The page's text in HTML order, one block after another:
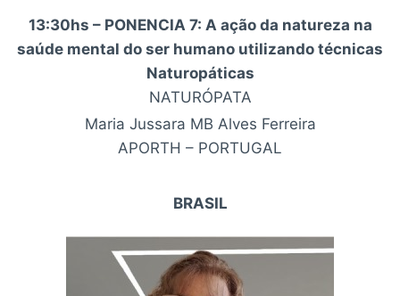
13:30hs – PONENCIA 7: A ação da natureza na
saúde mental do ser humano utilizando técnicas
Naturopáticas
NATURÓPATA
Maria Jussara MB Alves Ferreira
APORTH – PORTUGAL
BRASIL